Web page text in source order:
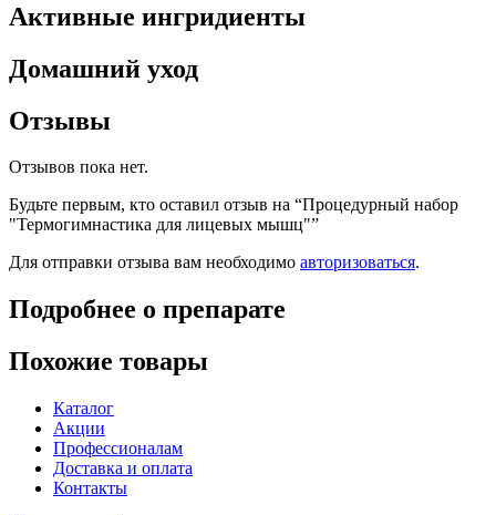
Активные ингридиенты
Домашний уход
Отзывы
Отзывов пока нет.
Будьте первым, кто оставил отзыв на “Процедурный набор
"Термогимнастика для лицевых мышц"”
Для отправки отзыва вам необходимо авторизоваться.
Подробнее о препарате
Похожие товары
Каталог
Акции
Профессионалам
Доставка и оплата
Контакты